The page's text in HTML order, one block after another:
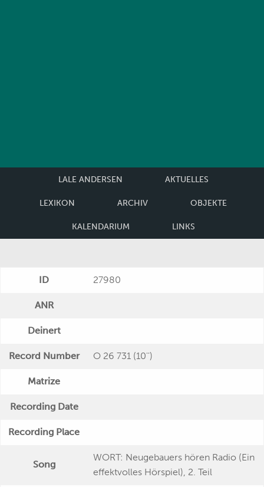
LALE ANDERSEN AKTUELLES
LEXIKON ARCHIV OBJEKTE
KALENDARIUM LINKS
ID 27980
ANR
Deinert
Record Number O 26 731 (10'')
Matrize
Recording Date
Recording Place
Song
WORT: Neugebauers hören Radio (Ein
effektvolles Hörspiel), 2. Teil